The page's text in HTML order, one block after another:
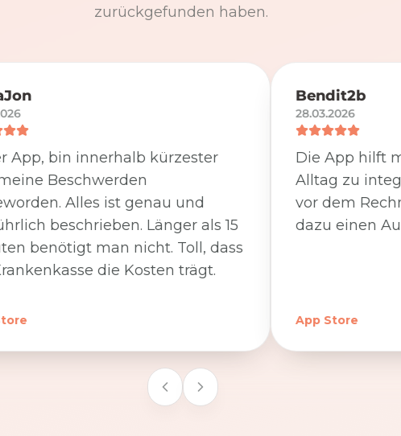
zurückgefunden haben.
App, bin innerhalb kürzester
Beschwerden
Alles ist genau und
beschrieben. Länger als 15
benötigt man nicht. Toll, dass
die Kosten trägt.
Bendit2b
28.03.2026
Die App hilft
Alltag zu
vor dem
dazu einen
App Store